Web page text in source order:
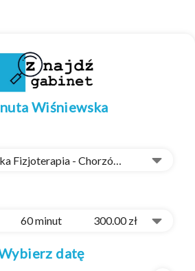
Wiśniewska
Danuta Wiśniewska Fizjoterapia - Chorzów, Hajducka 100/1
60 minut 300.00 zł
datę